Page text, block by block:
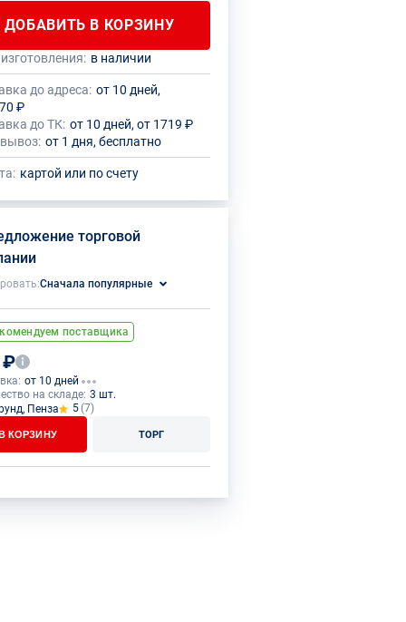
ДОБАВИТЬ В КОРЗИНУ
данного товара должно
товар производителем
заказа
в наличии
до адреса: от 10 дней,
₽
до ТК: от 10 дней, от 1719 ₽
от 1 дня, бесплатно
картой или по счету
торговой
Сначала популярные
поставщика
₽
от 10 дней
на складе: 3 шт.
Пенза
5(7)
КОРЗИНУ ТОРГ